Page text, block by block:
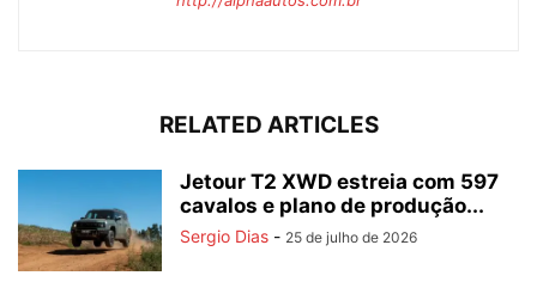
RELATED ARTICLES
Jetour T2 XWD estreia com 597
cavalos e plano de produção...
Sergio Dias - 25 de julho de 2026